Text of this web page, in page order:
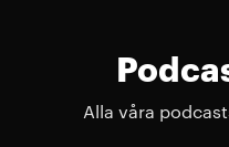
Alla våra